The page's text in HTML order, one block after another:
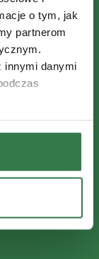
o tym, jak
partnerom
innymi danymi